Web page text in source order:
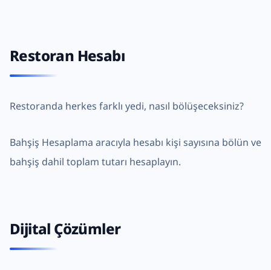
Restoran Hesabı
Restoranda herkes farklı yedi, nasıl bölüşeceksiniz?
Bahşiş Hesaplama aracıyla hesabı kişi sayısına bölün ve
bahşiş dahil toplam tutarı hesaplayın.
Dijital Çözümler